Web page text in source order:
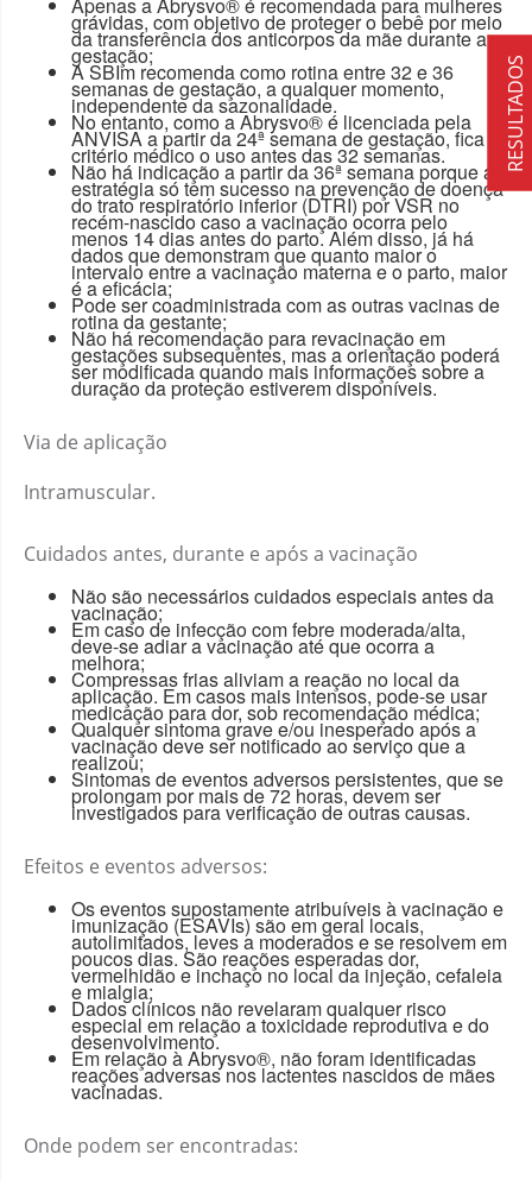
grávidas, com objetivo de proteger o bebê por meio
da transferência dos anticorpos da mãe durante a
gestação;
A SBIm recomenda como rotina entre 32 e 36
semanas de gestação, a qualquer momento,
independente da sazonalidade.
No entanto, como a Abrysvo® é licenciada pela
ANVISA a partir da 24ª semana de gestação, fica a
critério médico o uso antes das 32 semanas.
Não há indicação a partir da 36ª semana porque a
estratégia só tem sucesso na prevenção de doença
do trato respiratório inferior (DTRI) por VSR no
recém-nascido caso a vacinação ocorra pelo
menos 14 dias antes do parto. Além disso, já há
dados que demonstram que quanto maior o
intervalo entre a vacinação materna e o parto, maior
é a eficácia;
Pode ser coadministrada com as outras vacinas de
rotina da gestante;
Não há recomendação para revacinação em
gestações subsequentes, mas a orientação poderá
ser modificada quando mais informações sobre a
duração da proteção estiverem disponíveis.
Via de aplicação
Intramuscular.
Cuidados antes, durante e após a vacinação
Não são necessários cuidados especiais antes da
vacinação;
Em caso de infecção com febre moderada/alta,
deve-se adiar a vacinação até que ocorra a
melhora;
Compressas frias aliviam a reação no local da
aplicação. Em casos mais intensos, pode-se usar
medicação para dor, sob recomendação médica;
Qualquer sintoma grave e/ou inesperado após a
vacinação deve ser notificado ao serviço que a
realizou;
Sintomas de eventos adversos persistentes, que se
prolongam por mais de 72 horas, devem ser
investigados para verificação de outras causas.
Efeitos e eventos adversos:
Os eventos supostamente atribuíveis à vacinação e
imunização (ESAVIs) são em geral locais,
autolimitados, leves a moderados e se resolvem em
poucos dias. São reações esperadas dor,
vermelhidão e inchaço no local da injeção, cefaleia
e mialgia;
Dados clínicos não revelaram qualquer risco
especial em relação a toxicidade reprodutiva e do
desenvolvimento.
Em relação à Abrysvo®, não foram identificadas
reações adversas nos lactentes nascidos de mães
vacinadas.
Onde podem ser encontradas:
RESULTADOS